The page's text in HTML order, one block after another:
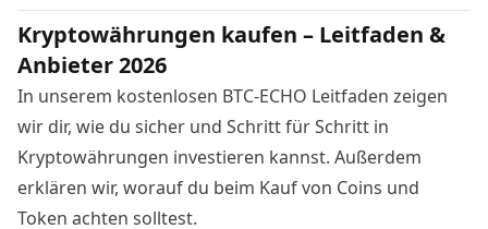
Kryptowährungen kaufen – Leitfaden &
Anbieter 2026
In unserem kostenlosen BTC-ECHO Leitfaden zeigen
wir dir, wie du sicher und Schritt für Schritt in
Kryptowährungen investieren kannst. Außerdem
erklären wir, worauf du beim Kauf von Coins und
Token achten solltest.